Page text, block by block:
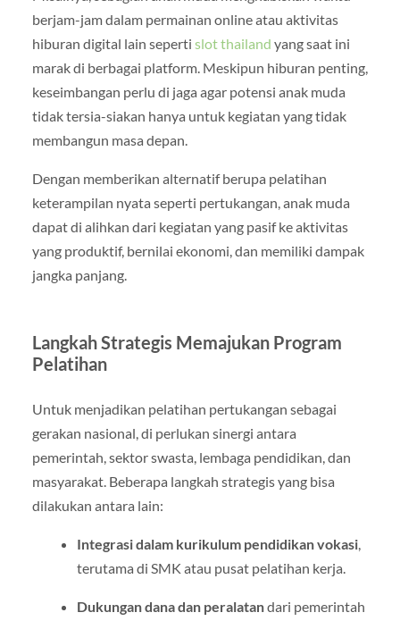
berjam-jam dalam permainan online atau aktivitas
hiburan digital lain seperti slot thailand yang saat ini
marak di berbagai platform. Meskipun hiburan penting,
keseimbangan perlu di jaga agar potensi anak muda
tidak tersia-siakan hanya untuk kegiatan yang tidak
membangun masa depan.
Dengan memberikan alternatif berupa pelatihan
keterampilan nyata seperti pertukangan, anak muda
dapat di alihkan dari kegiatan yang pasif ke aktivitas
yang produktif, bernilai ekonomi, dan memiliki dampak
jangka panjang.
Langkah Strategis Memajukan Program
Pelatihan
Untuk menjadikan pelatihan pertukangan sebagai
gerakan nasional, di perlukan sinergi antara
pemerintah, sektor swasta, lembaga pendidikan, dan
masyarakat. Beberapa langkah strategis yang bisa
dilakukan antara lain:
Integrasi dalam kurikulum pendidikan vokasi,
terutama di SMK atau pusat pelatihan kerja.
Dukungan dana dan peralatandari pemerintah